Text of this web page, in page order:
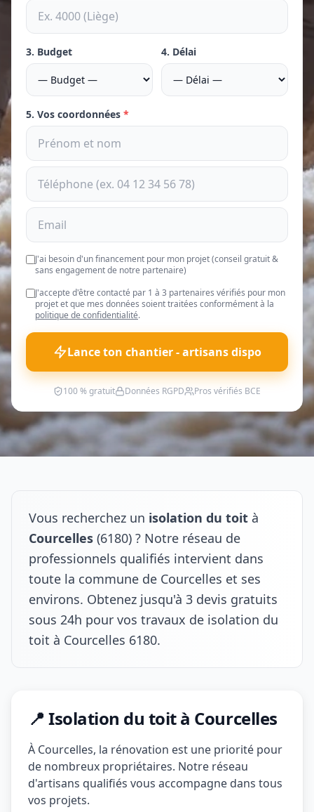
3. Budget 4. Délai
5. Vos coordonnées *
J'ai besoin d'un financement pour mon projet (conseil gratuit &
sans engagement de notre partenaire)
J'accepte d'être contacté par 1 à 3 partenaires vérifiés pour mon
projet et que mes données soient traitées conformément à la
politique de confidentialité.
Lance ton chantier - artisans dispo
100 % gratuit Données RGPD Pros vérifiés BCE
Vous recherchez un isolation du toit à
Courcelles (6180) ? Notre réseau de
professionnels qualifiés intervient dans
toute la commune de Courcelles et ses
environs. Obtenez jusqu'à 3 devis gratuits
sous 24h pour vos travaux de isolation du
toit à Courcelles 6180.
📍 Isolation du toit à Courcelles
À Courcelles, la rénovation est une priorité pour
de nombreux propriétaires. Notre réseau
d'artisans qualifiés vous accompagne dans tous
vos projets.